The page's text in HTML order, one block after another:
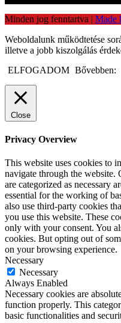
Minden jog fenntartva | Made
Weboldalunk működtetése
illetve a jobb kiszolgálás
ELFOGADOM Bővebben:
Close
Privacy Overview
This website uses cookies to
navigate through the website.
are categorized as necessary
essential for the working of
also use third-party cookies
you use this website. These
only with your consent. You
cookies. But opting out of
on your browsing experience.
Necessary
Necessary
Always Enabled
Necessary cookies are
function properly. This
basic functionalities and